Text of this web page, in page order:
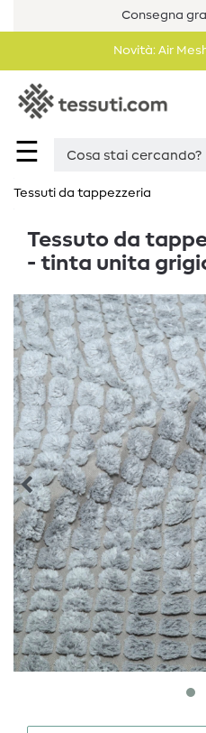
Consegna
Novità: Air
☰
Tessuti da tappezzeria
Tessuto da
- tinta unita